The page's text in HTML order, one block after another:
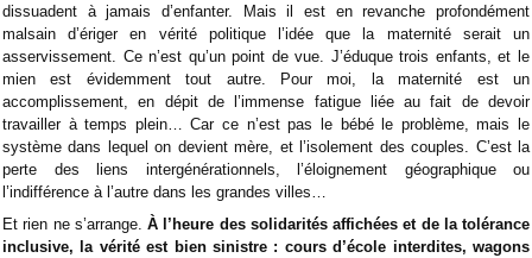
dissuadent à jamais d’enfanter. Mais il est en revanche profondément
malsain d’ériger en vérité politique l’idée que la maternité serait un
asservissement. Ce n’est qu’un point de vue. J’éduque trois enfants, et le
mien est évidemment tout autre. Pour moi, la maternité est un
accomplissement, en dépit de l’immense fatigue liée au fait de devoir
travailler à temps plein… Car ce n’est pas le bébé le problème, mais le
système dans lequel on devient mère, et l’isolement des couples. C’est la
perte des liens intergénérationnels, l’éloignement géographique ou
l’indifférence à l’autre dans les grandes villes…
Et rien ne s’arrange. À l’heure des solidarités affichées et de la tolérance
inclusive, la vérité est bien sinistre : cours d’école interdites, wagons